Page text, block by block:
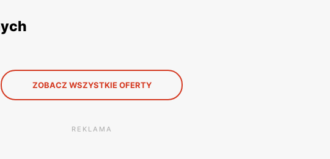
ZOBACZ WSZYSTKIE OFERTY
REKLAMA